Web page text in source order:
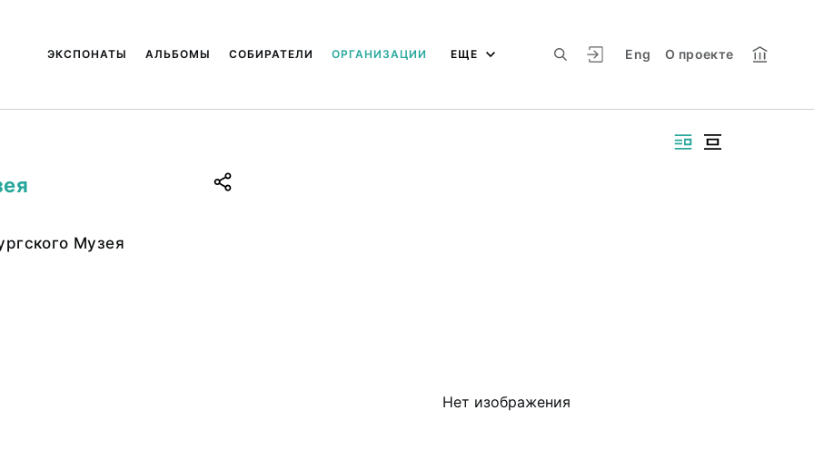
Eng О проекте
ЭКСПОНАТЫ АЛЬБОМЫ СОБИРАТЕЛИ ОРГАНИЗАЦИИ ЕЩЕ
Нет изображения
Музея